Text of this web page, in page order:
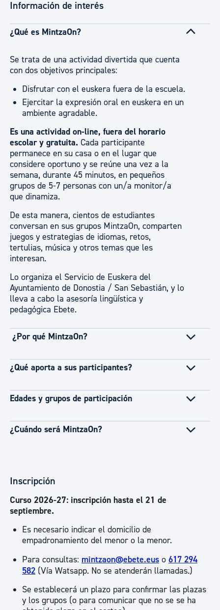
Información de interés
¿Qué es MintzaOn?
Se trata de una actividad divertida que cuenta
con dos objetivos principales:
Disfrutar con el euskera fuera de la escuela.
Ejercitar la expresión oral en euskera en un
ambiente agradable.
Es una actividad on-line, fuera del horario
escolar y gratuita. Cada participante
permanece en su casa o en el lugar que
considere oportuno y se reúne una vez a la
semana, durante 45 minutos, en pequeños
grupos de 5-7 personas con un/a monitor/a
que dinamiza.
De esta manera, cientos de estudiantes
conversan en sus grupos MintzaOn, comparten
juegos y estrategias de idiomas, retos,
tertulias, música y otros temas que les
interesan.
Lo organiza el Servicio de Euskera del
Ayuntamiento de Donostia / San Sebastián, y lo
lleva a cabo la asesoría lingüística y
pedagógica Ebete.
¿Por qué MintzaOn?
¿Qué aporta a sus participantes?
Edades y grupos de participación
¿Cuándo será MintzaOn?
Inscripción
Curso 2026-27: inscripción hasta el 21 de
septiembre.
Es necesario indicar el domicilio de
empadronamiento del menor o la menor.
Para consultas: mintzaon@ebete.eus o 617 294
582 (Vía Watsapp. No se atenderán llamadas.)
Se establecerá un plazo para confirmar las plazas
y los grupos (o para comunicar que no se se ha